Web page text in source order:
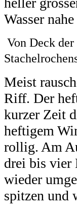
Wasser
Von Deck
Meist
Riff. Der
kurzer Zeit
heftigem
rollig. Am
drei bis vier
wieder
spitzen und